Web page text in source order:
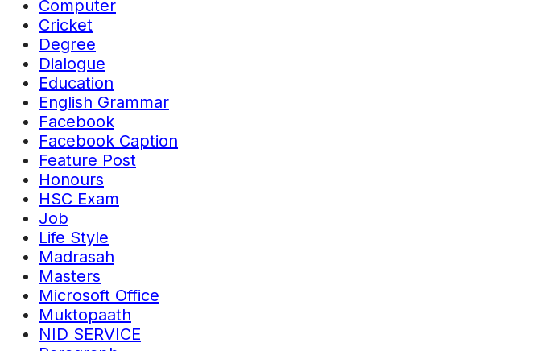
Computer
Cricket
Degree
Dialogue
Education
English Grammar
Facebook
Facebook Caption
Feature Post
Honours
HSC Exam
Job
Life Style
Madrasah
Masters
Microsoft Office
Muktopaath
NID SERVICE